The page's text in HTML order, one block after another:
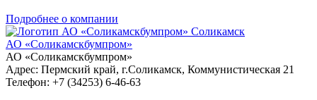
Подробнее о компании
Соликамск
АО «Соликамскбумпром»
АО «Соликамскбумпром»
Адрес: Пермский край, г.Соликамск, Коммунистическая 21
Телефон: +7 (34253) 6-46-63